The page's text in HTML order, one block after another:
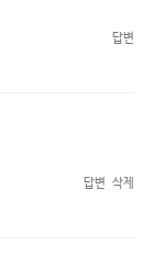
답변
답변 삭제